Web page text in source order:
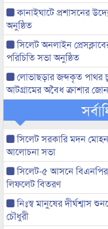
কানাইঘাটে প্রশাসনের
অনুষ্ঠিত
সিলেট অনলাইন
পরিচিতি সভা অনুষ্ঠিত
লোভাছড়ার জব্দকৃত পাথর
আটগ্রামের অবৈধ ক্রাশার
সিলেট সরকারি মদন
আলোচনা সভা
সিলেট-৫ আসনে
লিফলেট বিতরণ
নিঃস্ব মানুষের দীর্ঘশ্বাস
চৌধুরী